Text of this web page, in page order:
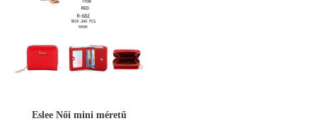
Eslee Női mini méretű